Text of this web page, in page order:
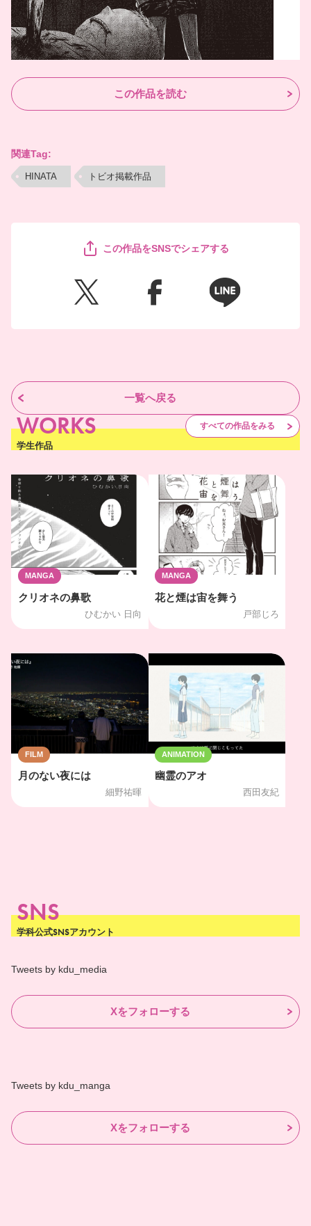
この作品を読む
関連Tag:
HINATA トビオ掲載作品
この作品をSNSでシェアする
一覧へ戻る
WORKS
学生作品
すべての作品をみる
MANGA
クリオネの鼻歌
ひむかい 日向
MANGA
花と煙は宙を舞う
戸部じろ
FILM
月のない夜には
細野祐暉
ANIMATION
幽霊のアオ
西田友紀
SNS
学科公式SNSアカウント
Tweets by kdu_media
Xをフォローする
Tweets by kdu_manga
Xをフォローする